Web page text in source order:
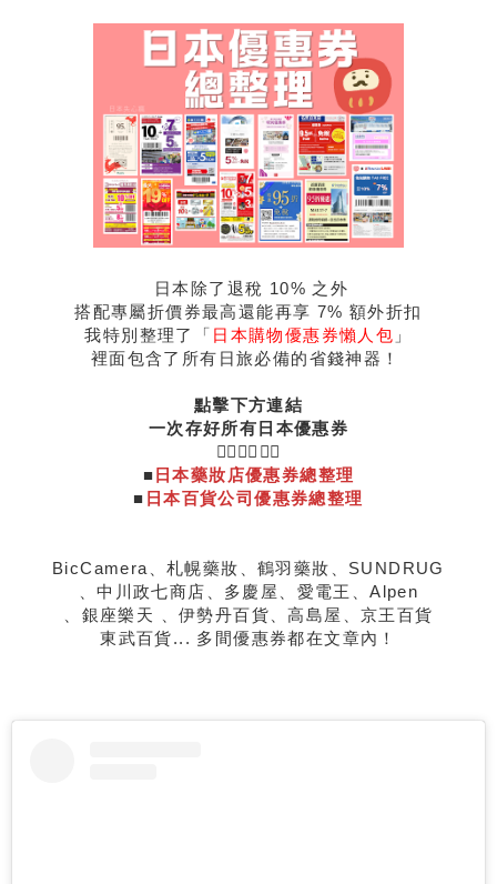
日本除了退稅 10% 之外
搭配專屬折價券最高還能再享 7% 額外折扣
我特別整理了「 日本購物優惠券懶人包 」
裡面包含了所有日旅必備的省錢神器！
點擊下方連結
一次存好所有日本優惠券
👇🏻👇🏻👇🏻
■ 日本藥妝店優惠券總整理
■ 日本百貨公司優惠券總整理
BicCamera、札幌藥妝、鶴羽藥妝、SUNDRUG
、中川政七商店、多慶屋、愛電王、Alpen
、銀座樂天 、伊勢丹百貨、高島屋、京王百貨
東武百貨... 多間優惠券都在文章內！